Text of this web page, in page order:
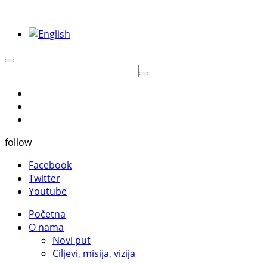
follow
Facebook
Twitter
Youtube
Početna
O nama
Novi put
Ciljevi, misija, vizija